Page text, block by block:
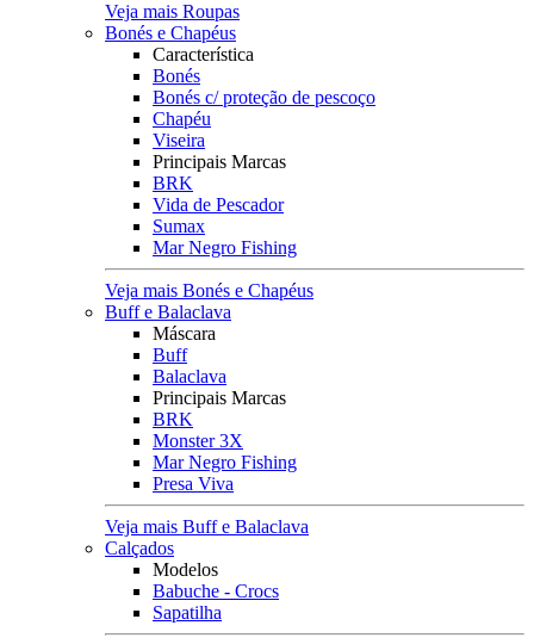
Veja mais Roupas
Bonés e Chapéus
Característica
Bonés
Bonés c/ proteção de pescoço
Chapéu
Viseira
Principais Marcas
BRK
Vida de Pescador
Sumax
Mar Negro Fishing
Veja mais Bonés e Chapéus
Buff e Balaclava
Máscara
Buff
Balaclava
Principais Marcas
BRK
Monster 3X
Mar Negro Fishing
Presa Viva
Veja mais Buff e Balaclava
Calçados
Modelos
Babuche - Crocs
Sapatilha